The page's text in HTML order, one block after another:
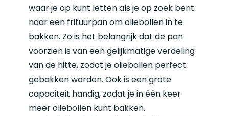
waar je op kunt letten als je op zoek bent
naar een frituurpanom oliebollen in te
bakken. Zo is het belangrijk dat de pan
voorzien is van een gelijkmatige verdeling
van de hitte, zodat je oliebollen perfect
gebakken worden. Ook is een grote
capaciteit handig, zodat je in één keer
meer oliebollen kunt bakken.